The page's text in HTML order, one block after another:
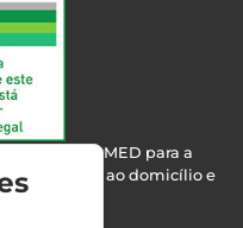
pelo INFARMED para a
de saúde ao domicílio e